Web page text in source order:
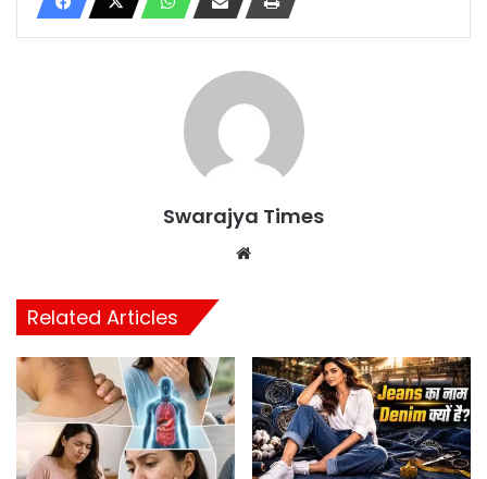
Swarajya Times
Related Articles